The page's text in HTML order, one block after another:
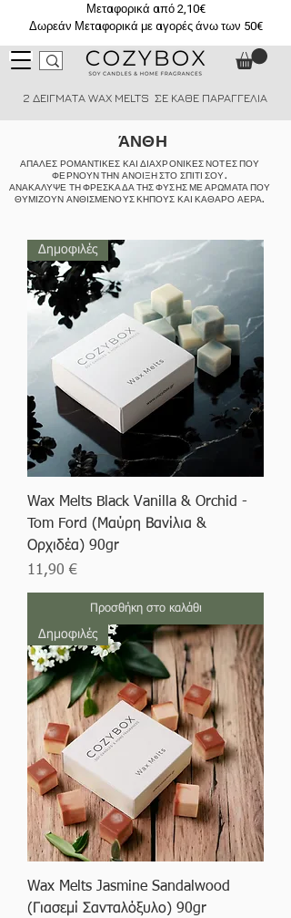
Μεταφορικά από 2,10€
Δωρεάν Μεταφορικά με αγορές άνω των 50€
2 ΔΕΙΓΜΑΤΑ WAX MELTS ΣΕ ΚΑΘΕ ΠΑΡΑΓΓΕΛΙΑ
ΆΝΘΗ
ΑΠΑΛΕΣ ΡΟΜΑΝΤΙΚΕΣ ΚΑΙ ΔΙΑΧΡΟΝΙΚΕΣ ΝΟΤΕΣ ΠΟΥ
ΦΕΡΝΟΥΝ ΤΗΝ ΑΝΟΙΞΗ ΣΤΟ ΣΠΙΤΙ ΣΟΥ.
ΑΝΑΚΑΛΥΨΕ ΤΗ ΦΡΕΣΚΑΔΑ ΤΗΣ ΦΥΣΗΣ ΜΕ ΑΡΩΜΑΤΑ ΠΟΥ
ΘΥΜΙΖΟΥΝ ΑΝΘΙΣΜΕΝΟΥΣ ΚΗΠΟΥΣ ΚΑΙ ΚΑΘΑΡΟ ΑΕΡΑ.
Δημοφιλές
Wax Melts Black Vanilla & Orchid -
Tom Ford (Μαύρη Βανίλια &
Ορχιδέα) 90gr
Τιμή
11,90 €
Προσθήκη στο καλάθι
Δημοφιλές
Wax Melts Jasmine Sandalwood
(Γιασεμί Σανταλόξυλο) 90gr